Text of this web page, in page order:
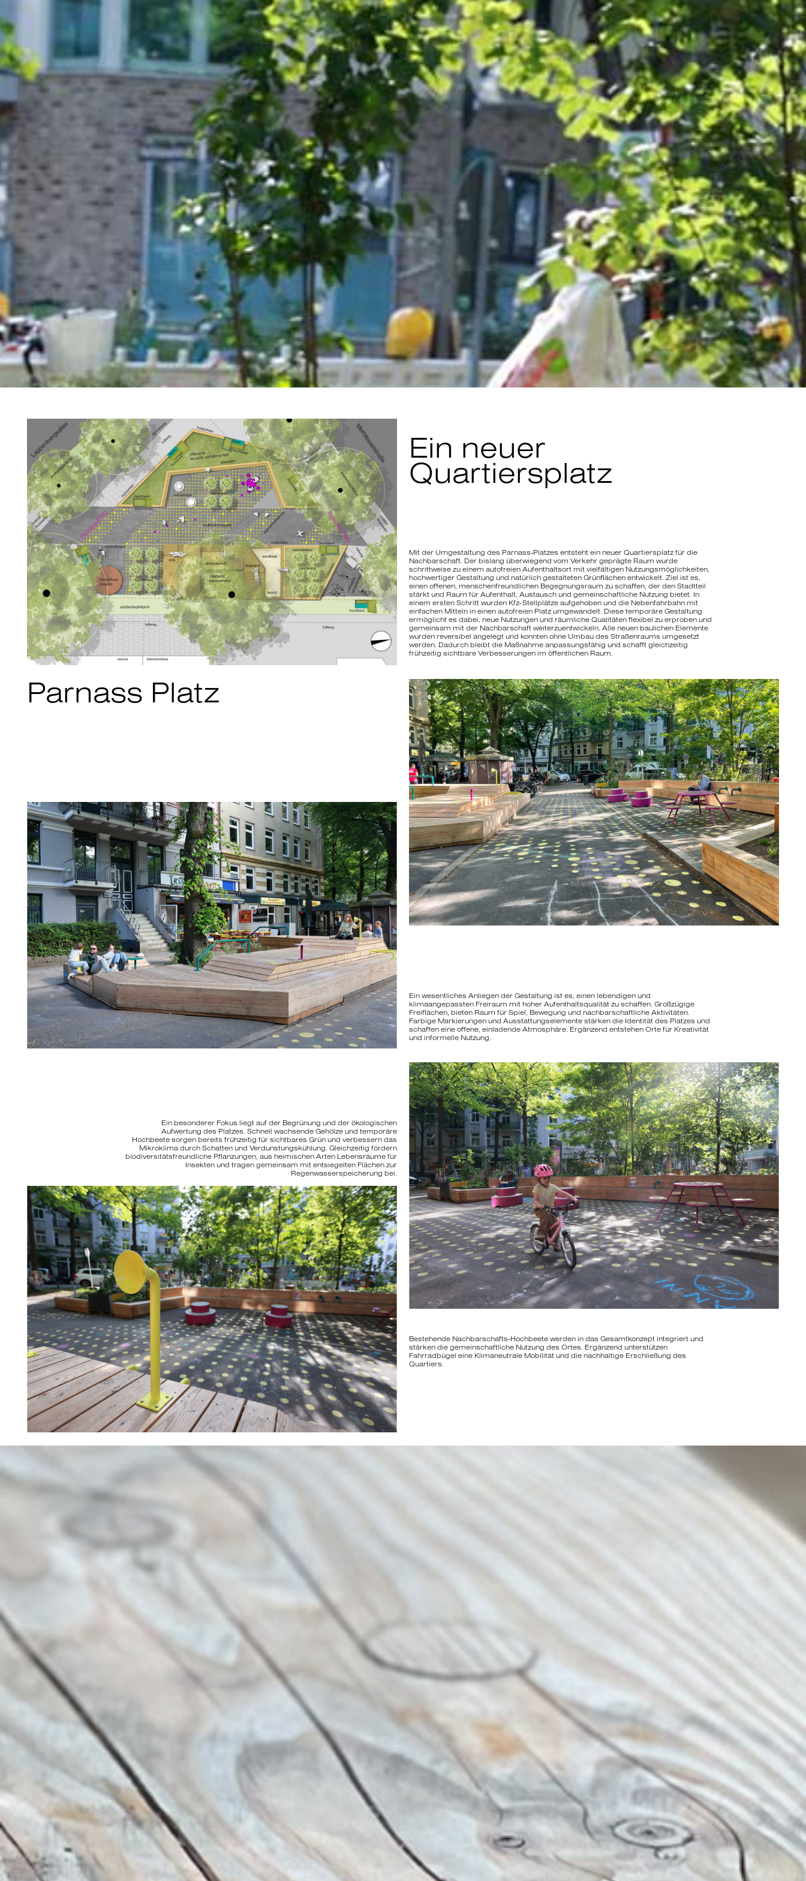
Ein neuer
Quartiersplatz
Mit der Umgestaltung des Parnass-Platzes entsteht ein neuer Quartiersplatz für die
Nachbarschaft. Der bislang überwiegend vom Verkehr geprägte Raum wurde
schrittweise zu einem autofreien Aufenthaltsort mit vielfältigen Nutzungsmöglichkeiten,
hochwertiger Gestaltung und natürlich gestalteten Grünflächen entwickelt. Ziel ist es,
einen offenen, menschenfreundlichen Begegnungsraum zu schaffen, der den Stadtteil
stärkt und Raum für Aufenthalt, Austausch und gemeinschaftliche Nutzung bietet. In
einem ersten Schritt wurden Kfz-Stellplätze aufgehoben und die Nebenfahrbahn mit
einfachen Mitteln in einen autofreien Platz umgewandelt. Diese temporäre Gestaltung
ermöglicht es dabei, neue Nutzungen und räumliche Qualitäten flexibel zu erproben und
gemeinsam mit der Nachbarschaft weiterzuentwickeln. Alle neuen baulichen Elemente
wurden reversibel angelegt und konnten ohne Umbau des Straßenraums umgesetzt
werden. Dadurch bleibt die Maßnahme anpassungsfähig und schafft gleichzeitig
frühzeitig sichtbare Verbesserungen im öffentlichen Raum.
Parnass Platz
Ein wesentliches Anliegen der Gestaltung ist es, einen lebendigen und
klimaangepassten Freiraum mit hoher Aufenthaltsqualität zu schaffen. Großzügige
Freiflächen, bieten Raum für Spiel, Bewegung und nachbarschaftliche Aktivitäten.
Farbige Markierungen und Ausstattungselemente stärken die Identität des Platzes und
schaffen eine offene, einladende Atmosphäre. Ergänzend entstehen Orte für Kreativität
und informelle Nutzung.
Ein besonderer Fokus liegt auf der Begrünung und der ökologischen
Aufwertung des Platzes. Schnell wachsende Gehölze und temporäre
Hochbeete sorgen bereits frühzeitig für sichtbares Grün und verbessern das
Mikroklima durch Schatten und Verdunstungskühlung. Gleichzeitig fördern
biodiversitätsfreundliche Pflanzungen, aus heimischen Arten Lebensräume für
Insekten und tragen gemeinsam mit entsiegelten Flächen zur
Regenwasserspeicherung bei.
Bestehende Nachbarschafts-Hochbeete werden in das Gesamtkonzept integriert und
stärken die gemeinschaftliche Nutzung des Ortes. Ergänzend unterstützen
Fahrradbügel eine Klimaneutrale Mobilität und die nachhaltige Erschließung des
Quartiers.